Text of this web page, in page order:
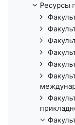
Ресурсы